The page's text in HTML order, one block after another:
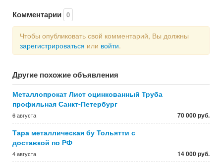
Комментарии 0
Чтобы опубликовать свой комментарий, Вы должны
зарегистрироваться или войти.
Другие похожие объявления
Металлопрокат Лист оцинкованный Труба
профильная Санкт-Петербург
6 августа 70 000 руб.
Тара металлическая бу Тольятти с
доставкой по РФ
4 августа 14 000 руб.